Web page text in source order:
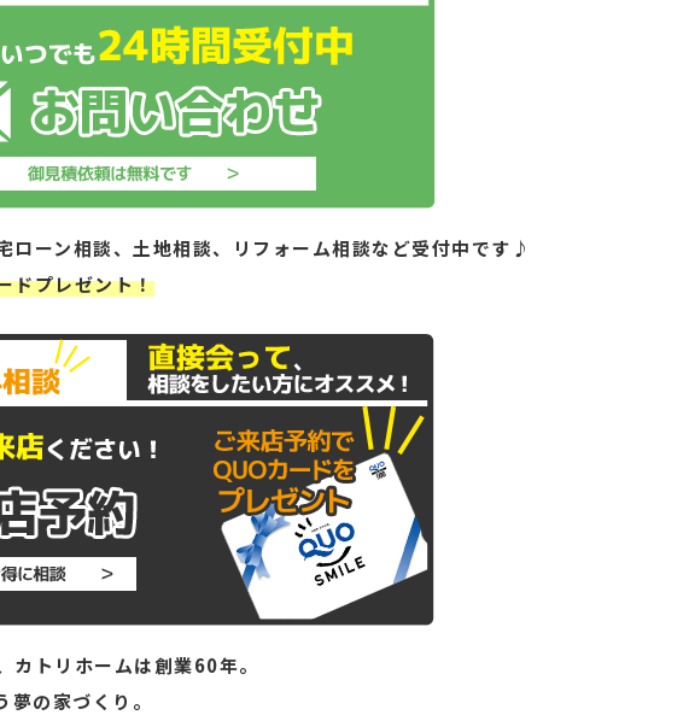
ローン相談、土地相談、リフォーム相談など受付中です♪
ドプレゼント！
カトリホームは創業60年。
の家づくり。